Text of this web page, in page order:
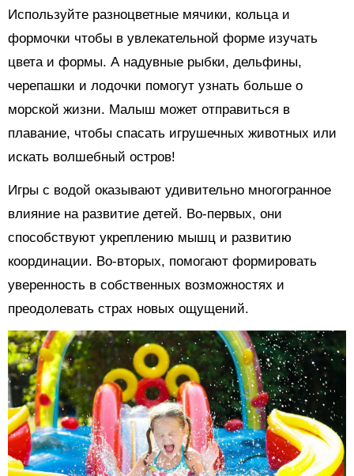
Используйте разноцветные мячики, кольца и
формочки чтобы в увлекательной форме изучать
цвета и формы. А надувные рыбки, дельфины,
черепашки и лодочки помогут узнать больше о
морской жизни. Малыш может отправиться в
плавание, чтобы спасать игрушечных животных или
искать волшебный остров!
Игры с водой оказывают удивительно многогранное
влияние на развитие детей. Во-первых, они
способствуют укреплению мышц и развитию
координации. Во-вторых, помогают формировать
уверенность в собственных возможностях и
преодолевать страх новых ощущений.